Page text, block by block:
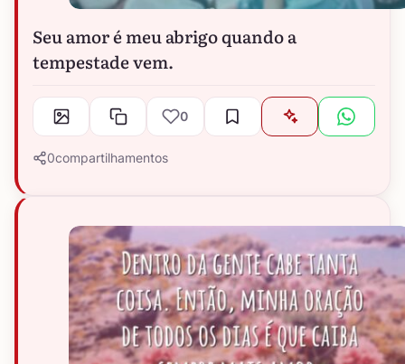
Seu amor é meu abrigo quando a
tempestade vem.
0
0compartilhamentos